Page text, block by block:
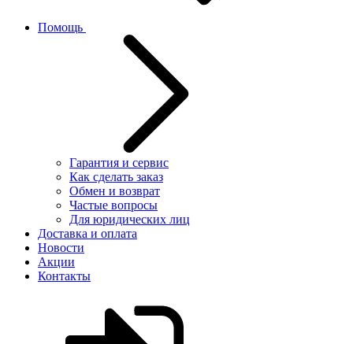
Помощь
Гарантия и сервис
Как сделать заказ
Обмен и возврат
Частые вопросы
Для юридических лиц
Доставка и оплата
Новости
Акции
Контакты